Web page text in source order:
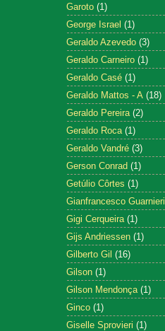
Garoto (1)
George Israel (1)
Geraldo Azevedo (3)
Geraldo Carneiro (1)
Geraldo Casé (1)
Geraldo Mattos - A (18)
Geraldo Pereira (2)
Geraldo Roca (1)
Geraldo Vandré (3)
Gerson Conrad (1)
Getúlio Côrtes (1)
Gianfrancesco Guarnieri
Gigi Cerqueira (1)
Gijs Andriessen (1)
Gilberto Gil (16)
Gilson (1)
Gilson Mendonça (1)
Ginco (1)
Giselle Sprovieri (1)